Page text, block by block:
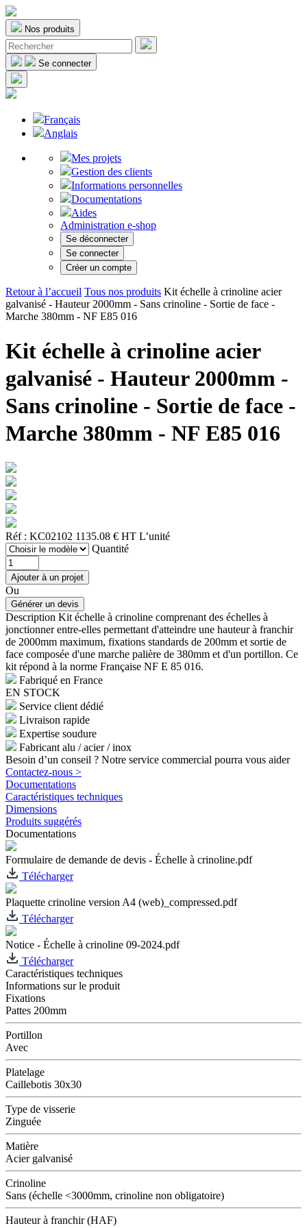
Nos produits
Se connecter
Français
Anglais
Mes projets
Gestion des clients
Informations personnelles
Documentations
Aides
Administration e-shop
Se déconnecter
Se connecter
Créer un compte
Retour à l’accueil Tous nos produits Kit échelle à crinoline acier
galvanisé - Hauteur 2000mm - Sans crinoline - Sortie de face -
Marche 380mm - NF E85 016
Kit échelle à crinoline acier
galvanisé - Hauteur 2000mm -
Sans crinoline - Sortie de face -
Marche 380mm - NF E85 016
Réf : KC02102 1135.08 € HT L’unité
Quantité
Ou
Description Kit échelle à crinoline comprenant des échelles à
jonctionner entre-elles permettant d'atteindre une hauteur à franchir
de 2000mm maximum, fixations standards de 200mm et sortie de
face composée d'une marche palière de 380mm et d'un portillon. Ce
kit répond à la norme Française NF E 85 016.
Fabriqué en France
EN STOCK
Service client dédié
Livraison rapide
Expertise soudure
Fabricant alu / acier / inox
Besoin d’un conseil ? Notre service commercial pourra vous aider
Contactez-nous >
Documentations
Caractéristiques techniques
Dimensions
Produits suggérés
Documentations
Formulaire de demande de devis - Échelle à crinoline.pdf
Télécharger
Plaquette crinoline version A4 (web)_compressed.pdf
Télécharger
Notice - Échelle à crinoline 09-2024.pdf
Télécharger
Caractéristiques techniques
Informations sur le produit
Fixations
Pattes 200mm
Portillon
Avec
Platelage
Caillebotis 30x30
Type de visserie
Zinguée
Matière
Acier galvanisé
Crinoline
Sans (échelle <3000mm, crinoline non obligatoire)
Hauteur à franchir (HAF)